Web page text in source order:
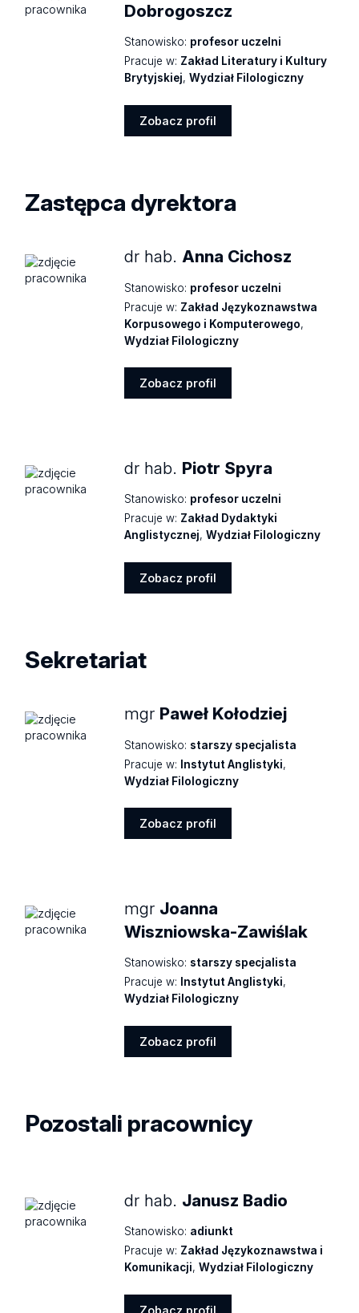
Dobrogoszcz
Stanowisko: profesor uczelni
Pracuje w: Zakład Literatury i Kultury
Brytyjskiej,Wydział Filologiczny
Zobacz profil
Zastępca dyrektora
dr hab.Anna Cichosz
Stanowisko: profesor uczelni
Pracuje w: Zakład Językoznawstwa
Korpusowego i Komputerowego,
Wydział Filologiczny
Zobacz profil
dr hab. Piotr Spyra
Stanowisko: profesor uczelni
Pracuje w: Zakład Dydaktyki
Anglistycznej,Wydział Filologiczny
Zobacz profil
Sekretariat
mgr Paweł Kołodziej
Stanowisko: starszy specjalista
Pracuje w: Instytut Anglistyki,
Wydział Filologiczny
Zobacz profil
mgr Joanna
Wiszniowska-Zawiślak
Stanowisko: starszy specjalista
Pracuje w:
Instytut Anglistyki,
Wydział Filologiczny
Zobacz profil
Pozostali pracownicy
dr hab. Janusz Badio
Stanowisko: adiunkt
Pracuje w: Zakład Językoznawstwa i
Komunikacji,Wydział Filologiczny
Zobacz profil